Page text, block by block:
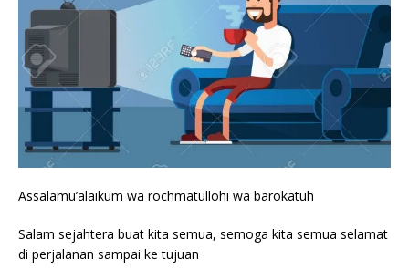
Assalamu’alaikum wa rochmatullohi wa barokatuh
Salam sejahtera buat kita semua, semoga kita semua selamat
di perjalanan sampai ke tujuan